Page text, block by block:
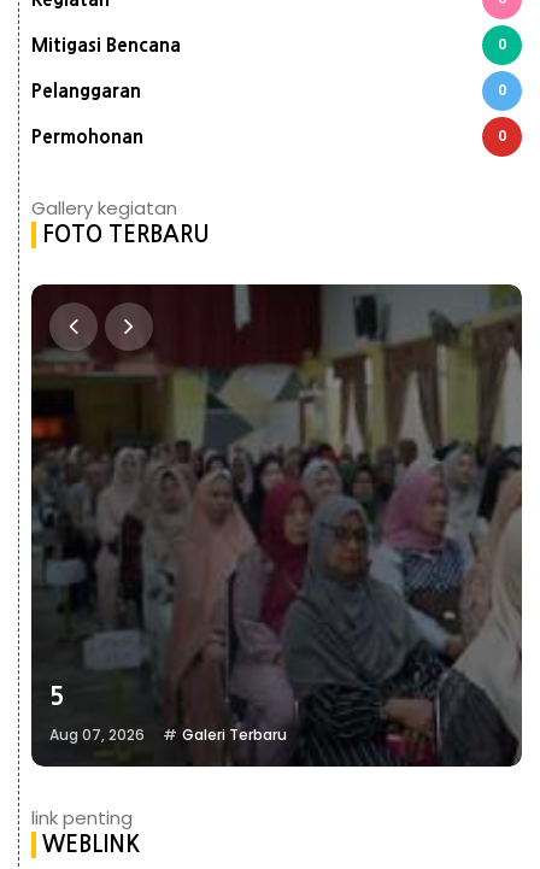
Mitigasi Bencana 0
Pelanggaran 0
Permohonan 0
Gallery kegiatan
FOTO TERBARU
5
Aug 07, 2026 Galeri Terbaru
link penting
WEBLINK